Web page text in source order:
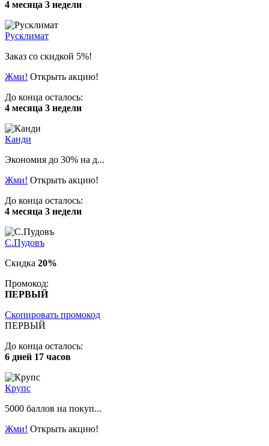
4 месяца 3 недели
Русклимат
Заказ со скидкой 5%!
Жми! Открыть акцию!
До конца осталось:
4 месяца 3 недели
Канди
Экономия до 30% на д...
Жми! Открыть акцию!
До конца осталось:
4 месяца 3 недели
С.Пудовъ
Скидка 20%
Промокод:
ПЕРВЫЙ
Скопировать промокод
ПЕРВЫЙ
До конца осталось:
6 дней 17 часов
Крупс
5000 баллов на покуп...
Жми! Открыть акцию!